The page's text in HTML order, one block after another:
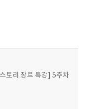
토리 장르 특강] 5주차